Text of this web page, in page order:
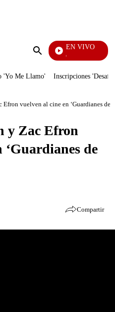
Enviar
EN VIVO
Rafael Orozco
'Yo Me Llamo' Inscripciones
Efron vuelven al cine en ‘Guardianes de
y Zac Efron
‘Guardianes de
Compartir